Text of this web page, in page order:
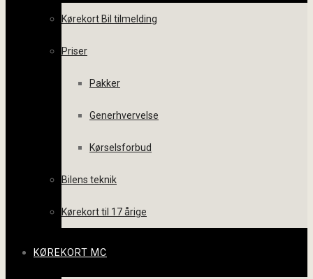
Kørekort Bil tilmelding
Priser
Pakker
Generhvervelse
Kørselsforbud
Bilens teknik
Kørekort til 17 årige
KØREKORT MC